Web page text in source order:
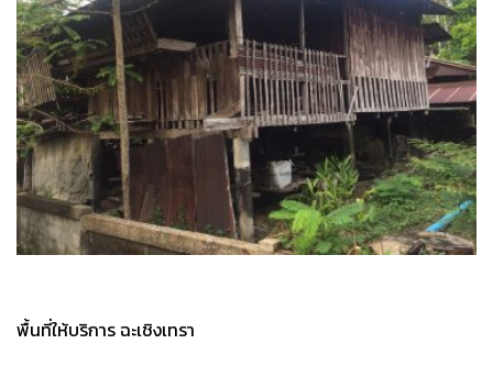
รับซื้อบ้านไม้เก่า-ตราด
พื้นที่ให้บริการ ฉะเชิงเทรา